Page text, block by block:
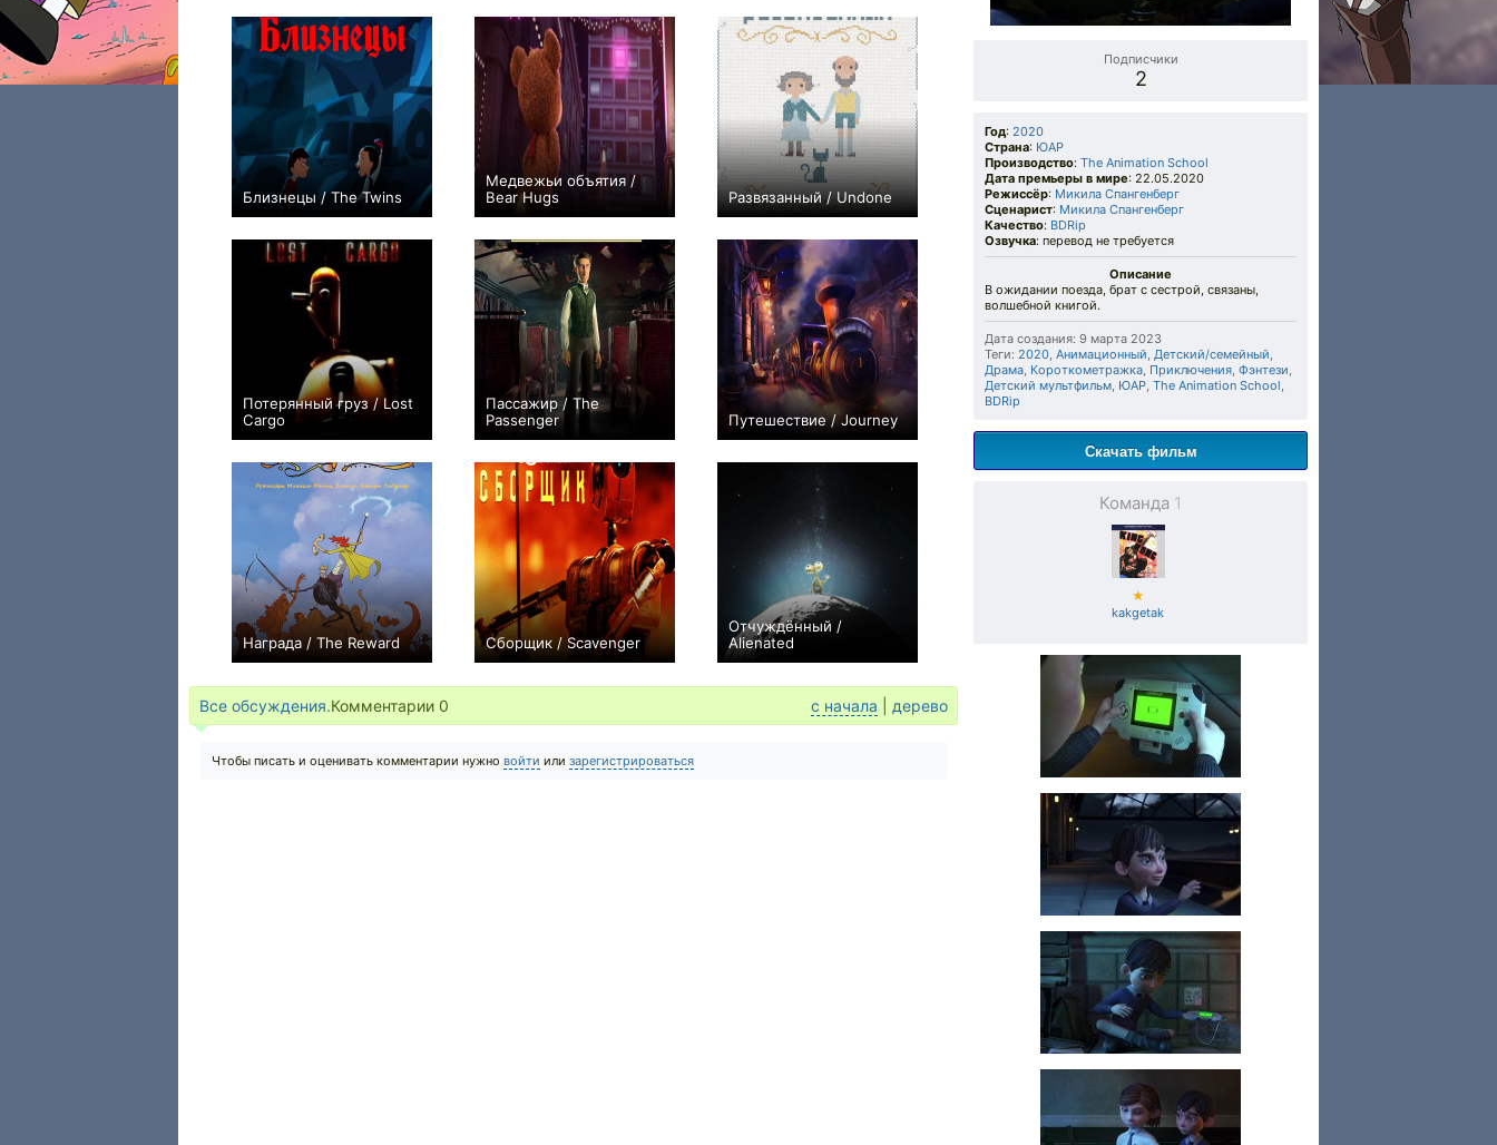
Близнецы / The Twins
0
Медвежьи объятия /
Bear Hugs
+1
Развязанный / Undone
+2
Потерянный груз / Lost
Cargo
+1
Пассажир / The
Passenger
+1
Путешествие / Journey
+1
Награда / The Reward
+3
Сборщик / Scavenger
+8
Отчуждённый /
Alienated
+2
Все обсуждения.Комментарии 0 с начала дерево
Чтобы писать и оценивать комментарии нужно войти или зарегистрироваться
Подписчики
2
Год: 2020
Страна: ЮАР
Производство: The Animation School
Дата премьеры в мире: 22.05.2020
Режиссёр: Микила Спангенберг
Сценарист: Микила Спангенберг
Качество: BDRip
Озвучка: перевод не требуется
Описание
В ожидании поезда, брат с сестрой, связаны,
волшебной книгой.
Дата создания: 9 марта 2023
Теги: 2020, Анимационный, Детский/семейный,
Драма, Короткометражка, Приключения, Фэнтези,
Детский мультфильм, ЮАР, The Animation School,
BDRip
Скачать фильм
Команда 1
★
kakgetak